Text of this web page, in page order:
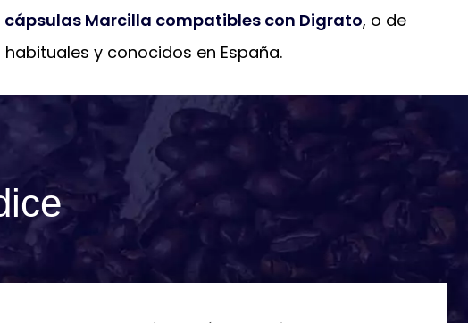
cápsulas Marcilla compatibles con Digrato, o de
y conocidos en España.